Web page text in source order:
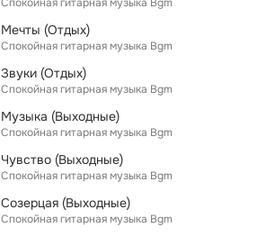
Мечты (Отдых)
Спокойная гитарная музыка Bgm
Звуки (Отдых)
Спокойная гитарная музыка Bgm
Музыка (Выходные)
Спокойная гитарная музыка Bgm
Чувство (Выходные)
Спокойная гитарная музыка Bgm
Созерцая (Выходные)
Спокойная гитарная музыка Bgm